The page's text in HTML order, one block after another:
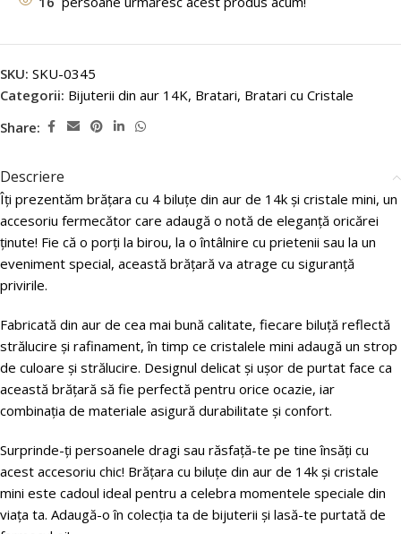
SKU: SKU-0345
Categorii: Bijuterii din aur 14K, Bratari, Bratari cu Cristale
Share:
Descriere
Îți prezentăm brățara cu 4 biluțe din aur de 14k și cristale mini, un
accesoriu fermecător care adaugă o notă de eleganță oricărei
ținute! Fie că o porți la birou, la o întâlnire cu prietenii sau la un
eveniment special, această brățară va atrage cu siguranță
privirile.
Fabricată din aur de cea mai bună calitate, fiecare biluță reflectă
strălucire și rafinament, în timp ce cristalele mini adaugă un strop
de culoare și strălucire. Designul delicat și ușor de purtat face ca
această brățară să fie perfectă pentru orice ocazie, iar
combinația de materiale asigură durabilitate și confort.
Surprinde-ți persoanele dragi sau răsfață-te pe tine însăți cu
acest accesoriu chic! Brățara cu biluțe din aur de 14k și cristale
mini este cadoul ideal pentru a celebra momentele speciale din
viața ta. Adaugă-o în colecția ta de bijuterii și lasă-te purtată de